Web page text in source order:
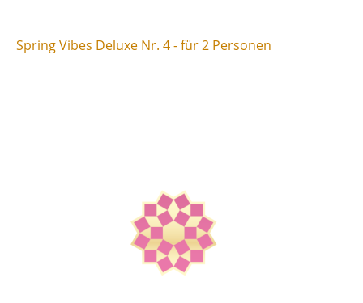
Spring Vibes Deluxe Nr. 4 - für 2 Personen